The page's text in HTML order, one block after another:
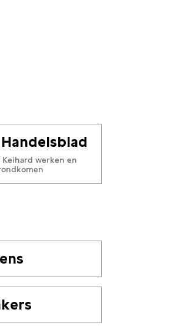
Handelsblad
werken en